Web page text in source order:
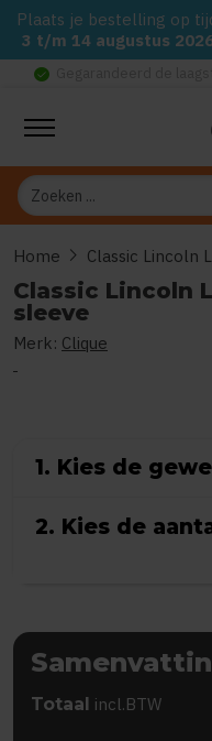
Plaats je bestelling op
3 t/m 14 augustus
check_circle
Zoeken
Home chevron_right Classic Lincoln
Classic Lincoln
sleeve
Merk: Clique
1. Kies de
2. Kies de
Totaal incl.BTW